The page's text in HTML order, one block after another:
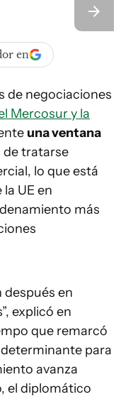
en
de negociaciones
Mercosur y la
una ventana
de tratarse
lo que está
UE en
más
después en
explicó en
que remarcó
para
avanza
el diplomático